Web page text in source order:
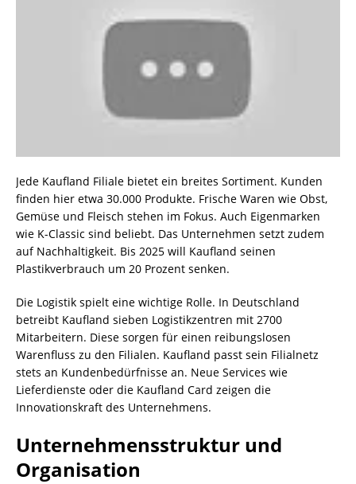
Jede Kaufland Filiale bietet ein breites Sortiment. Kunden
finden hier etwa 30.000 Produkte. Frische Waren wie Obst,
Gemüse und Fleisch stehen im Fokus. Auch Eigenmarken
wie K-Classic sind beliebt. Das Unternehmen setzt zudem
auf Nachhaltigkeit. Bis 2025 will Kaufland seinen
Plastikverbrauch um 20 Prozent senken.
Die Logistik spielt eine wichtige Rolle. In Deutschland
betreibt Kaufland sieben Logistikzentren mit 2700
Mitarbeitern. Diese sorgen für einen reibungslosen
Warenfluss zu den Filialen. Kaufland passt sein Filialnetz
stets an Kundenbedürfnisse an. Neue Services wie
Lieferdienste oder die Kaufland Card zeigen die
Innovationskraft des Unternehmens.
Unternehmensstruktur und
Organisation